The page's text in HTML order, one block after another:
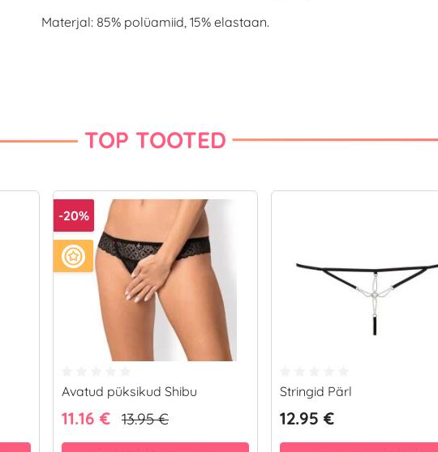
Materjal: 85% polüamiid, 15% elastaan.
TOP TOOTED
-20%
Avatud püksikud Shibu
11.16 € 13.95 €
Stringid Pärl
12.95 €